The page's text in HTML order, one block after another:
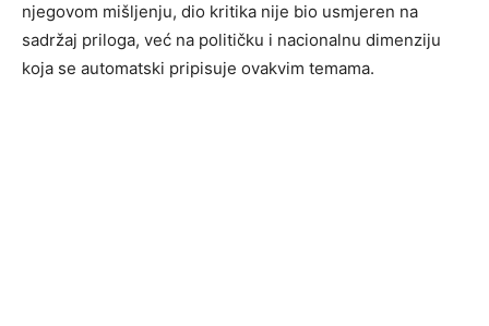
njegovom mišljenju, dio kritika nije bio usmjeren na
sadržaj priloga, već na političku i nacionalnu dimenziju
koja se automatski pripisuje ovakvim temama.